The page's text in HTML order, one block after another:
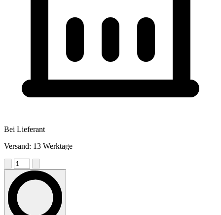
Bei Lieferant
Versand: 13 Werktage